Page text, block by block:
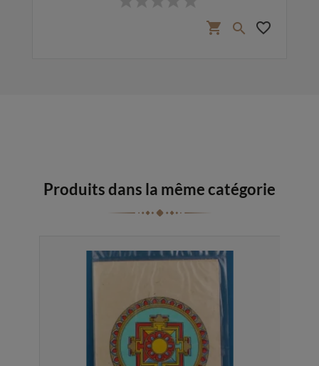
shopping_cart  favorite_border
Produits dans la même catégorie